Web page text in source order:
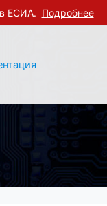
ЕСИА. Подробнее